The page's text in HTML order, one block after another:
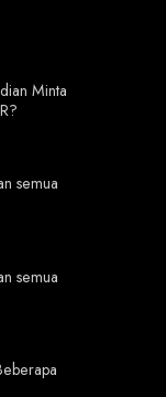
Minta
semua
semua